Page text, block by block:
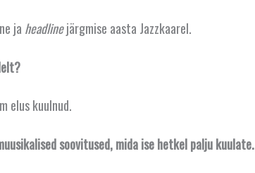
ja headlinejärgmise aasta Jazzkaarel.
elus kuulnud.
soovitused, mida ise hetkel palju kuulate.